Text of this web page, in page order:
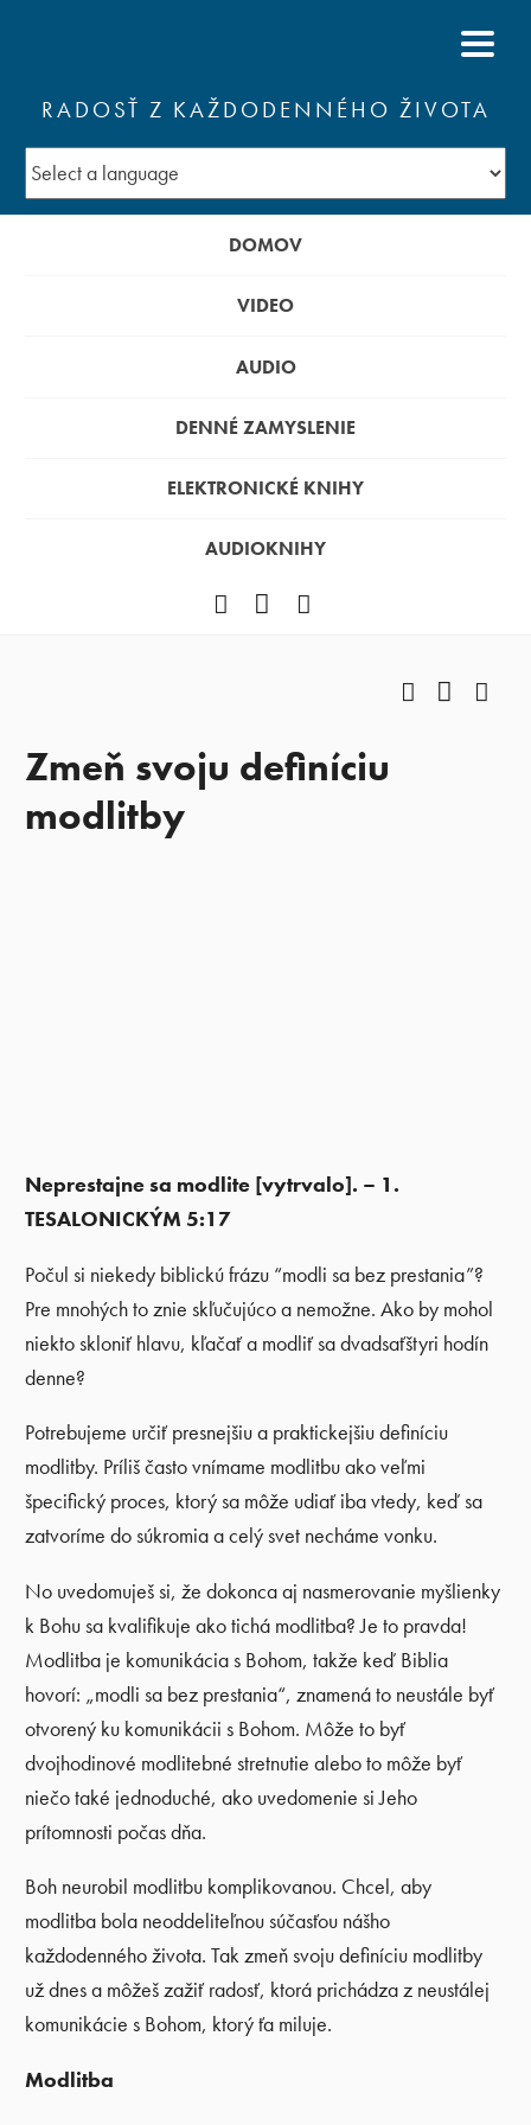
RADOSŤ Z KAŽDODENNÉHO ŽIVOTA
DOMOV
VIDEO
AUDIO
DENNÉ ZAMYSLENIE
ELEKTRONICKÉ KNIHY
AUDIOKNIHY
Facebook
YouTube
Facebook
Zmeň svoju definíciu
modlitby
Neprestajne sa modlite [vytrvalo]. – 1.
TESALONICKÝM 5:17
Počul si niekedy biblickú frázu “modli sa bez prestania”?
Pre mnohých to znie skľučujúco a nemožne. Ako by mohol
niekto skloniť hlavu, kľačať a modliť sa dvadsaťštyri hodín
denne?
Potrebujeme určiť presnejšiu a praktickejšiu definíciu
modlitby. Príliš často vnímame modlitbu ako veľmi
špecifický proces, ktorý sa môže udiať iba vtedy, keď sa
zatvoríme do súkromia a celý svet necháme vonku.
No uvedomuješ si, že dokonca aj nasmerovanie myšlienky
k Bohu sa kvalifikuje ako tichá modlitba? Je to pravda!
Modlitba je komunikácia s Bohom, takže keď Biblia
hovorí: „modli sa bez prestania“, znamená to neustále byť
otvorený ku komunikácii s Bohom. Môže to byť
dvojhodinové modlitebné stretnutie alebo to môže byť
niečo také jednoduché, ako uvedomenie si Jeho
prítomnosti počas dňa.
Boh neurobil modlitbu komplikovanou. Chcel, aby
modlitba bola neoddeliteľnou súčasťou nášho
každodenného života. Tak zmeň svoju definíciu modlitby
už dnes a môžeš zažiť radosť, ktorá prichádza z neustálej
komunikácie s Bohom, ktorý ťa miluje.
Modlitba